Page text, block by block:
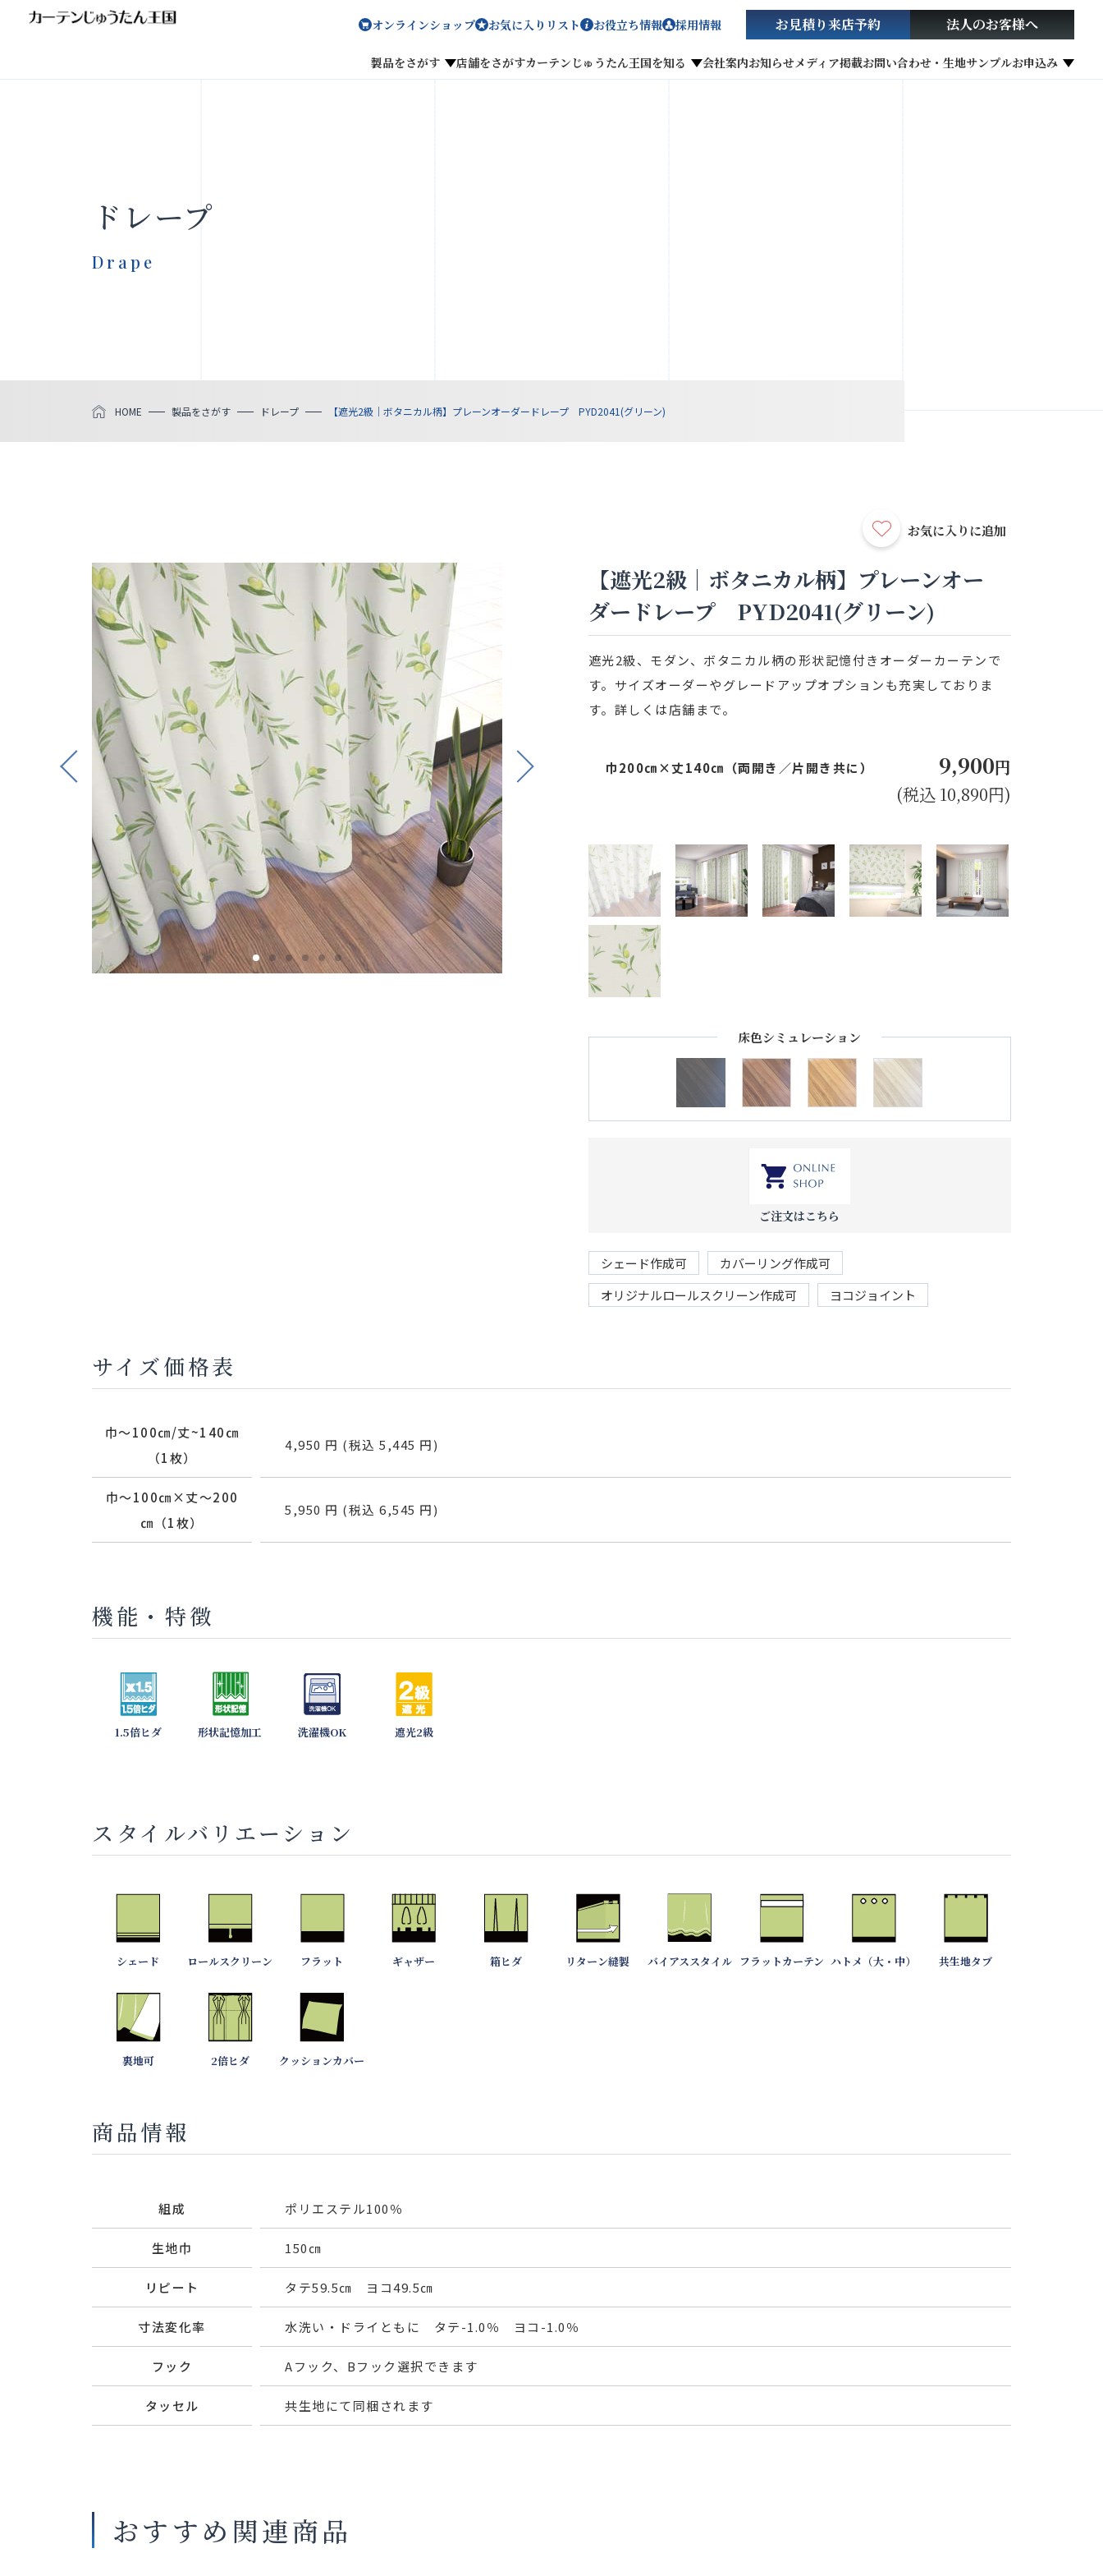
オンラインショップ お気に入りリスト お役立ち情報 採用情報
製品をさがす 店舗をさがすカーテンじゅうたん王国を知る 会社案内お知らせメディア掲載お問い合わせ・生地サンプルお申込み
お見積り来店予約 法人のお客様へ
ドレープ
Drape
HOME 製品をさがす ドレープ 【遮光2級｜ボタニカル柄】プレーンオーダードレープ PYD2041(グリーン)
お気に入りに追加
Previous Next
【遮光2級｜ボタニカル柄】プレーンオー
ダードレープ PYD2041(グリーン)
遮光2級、モダン、ボタニカル柄の形状記憶付きオーダーカーテンで
す。サイズオーダーやグレードアップオプションも充実しておりま
す。詳しくは店舗まで。
巾200㎝×丈140㎝（両開き／片開き共に） 9,900円
(税込 10,890円)
床色シミュレーション
ご注文はこちら
シェード作成可
カバーリング作成可
オリジナルロールスクリーン作成可
ヨコジョイント
サイズ価格表
巾～100㎝/丈~140㎝
（1枚）
4,950 円 (税込 5,445 円)
巾～100㎝×丈～200
㎝（1枚）
5,950 円 (税込 6,545 円)
機能・特徴
1.5倍ヒダ 形状記憶加工 洗濯機OK 遮光2級
スタイルバリエーション
シェード ロールスクリーン フラット ギャザー 箱ヒダ リターン縫製 バイアススタイル フラットカーテン ハトメ（大・中） 共生地タブ
裏地可 2倍ヒダ クッションカバー
商品情報
組成 ポリエステル100％
生地巾 150㎝
リピート タテ59.5㎝ ヨコ49.5㎝
寸法変化率 水洗い・ドライともに タテ-1.0％ ヨコ-1.0％
フック Aフック、Bフック選択できます
タッセル 共生地にて同梱されます
おすすめ関連商品